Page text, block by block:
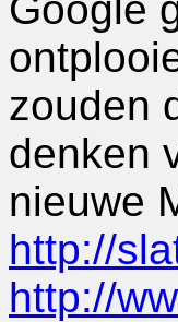
zouden
denken
nieuwe
http://
http://